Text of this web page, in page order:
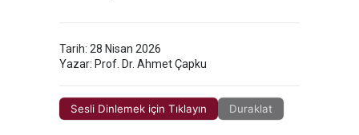
Tarih: 28 Nisan 2026
Yazar: Prof. Dr. Ahmet Çapku
Sesli Dinlemek için Tıklayın Duraklat